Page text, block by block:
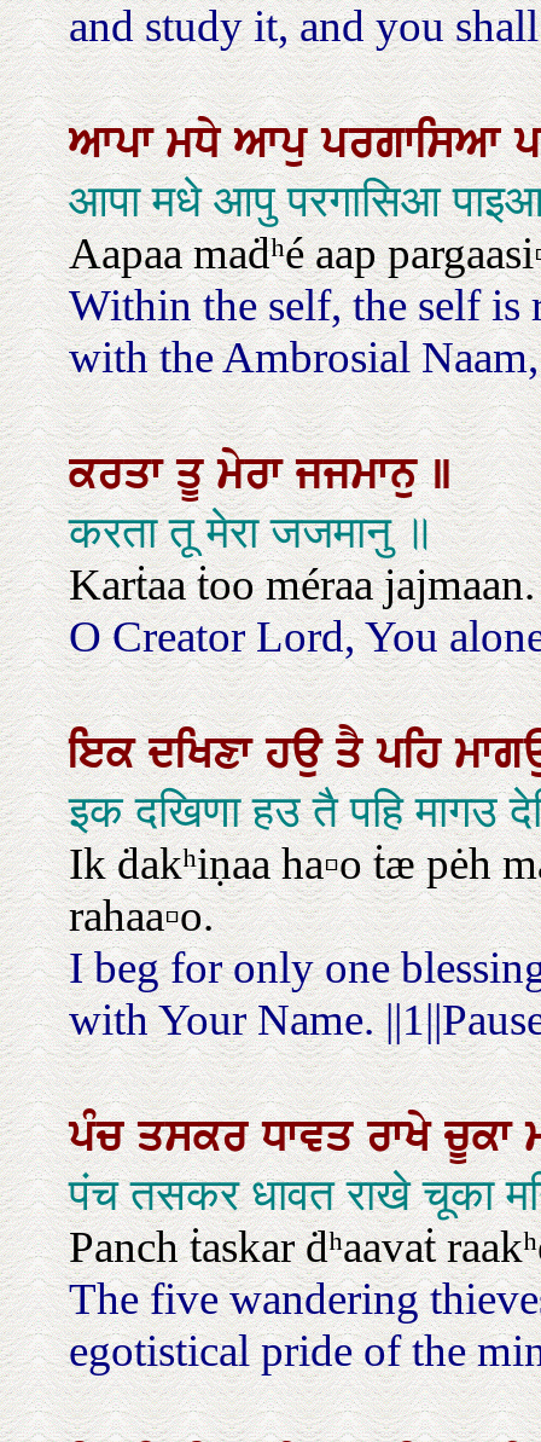
and study it, and you
ਆਪਾਮਧੇਆਪੁਪਰਗਾਸਿਆ
आपा मधे आपु परगासिआ
Aapaa maḋʰé aap
Within the self, the self is
with the Ambrosial
ਕਰਤਾਤੂਮੇਰਾਜਜਮਾਨੁ॥
करता तू मेरा जजमानु ॥
Karṫaa ṫoo méraa jajmaan.
O Creator Lord, You
ਇਕਦਖਿਣਾਹਉਤੈਪਹਿ
इक दखिणा हउ तै पहि मागउ
Ik ḋakʰiṇaa ha▫o ṫæ pėh
rahaa▫o.
I beg for only one
with Your Name.
ਪੰਚਤਸਕਰਧਾਵਤਰਾਖੇਚੂਕਾ
पंच तसकर धावत राखे चूका
Panch ṫaskar ḋʰaavaṫ
The five wandering
egotistical pride of the